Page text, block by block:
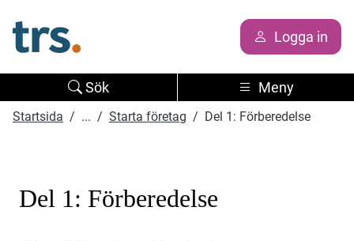
Logga in
Sök Meny
Startsida ... Starta företag Del 1: Förberedelse
Del 1: Förberedelse